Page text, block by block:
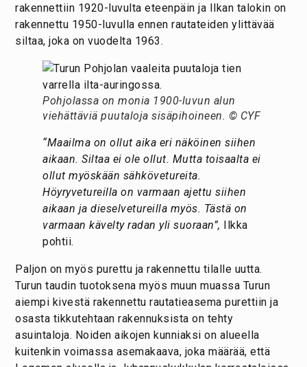
rakennettiin 1920-luvulta eteenpäin ja Ilkan talokin on
rakennettu 1950-luvulla ennen rautateiden ylittävää
siltaa, joka on vuodelta 1963.
Pohjolassa on monia 1900-luvun alun
viehättäviä puutaloja sisäpihoineen. © CYF
“Maailma on ollut aika eri näköinen siihen
aikaan. Siltaa ei ole ollut. Mutta toisaalta ei
ollut myöskään sähkövetureita.
Höyryvetureilla on varmaan ajettu siihen
aikaan ja dieselvetureilla myös. Tästä on
varmaan kävelty radan yli suoraan”, Ilkka
pohtii.
Paljon on myös purettu ja rakennettu tilalle uutta.
Turun taudin tuotoksena myös muun muassa Turun
aiempi kivestä rakennettu rautatieasema purettiin ja
osasta tikkutehtaan rakennuksista on tehty
asuintaloja. Noiden aikojen kunniaksi on alueella
kuitenkin voimassa asemakaava, joka määrää, että